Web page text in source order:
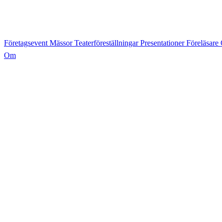
Företagsevent MässorTeaterföreställningarPresentationerFöreläsare
Om